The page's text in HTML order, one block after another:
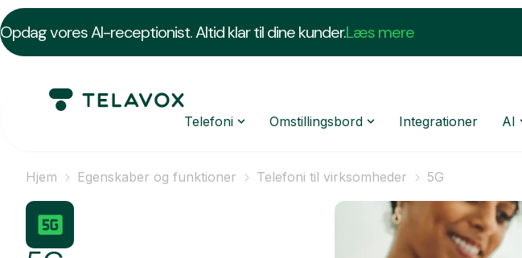
Opdag vores AI-receptionist. Altid klar til dine kunder.Læs mere
Telefoni Omstillingsbord Integrationer AI
Hjem Egenskaber og funktioner Telefoni til virksomheder 5G